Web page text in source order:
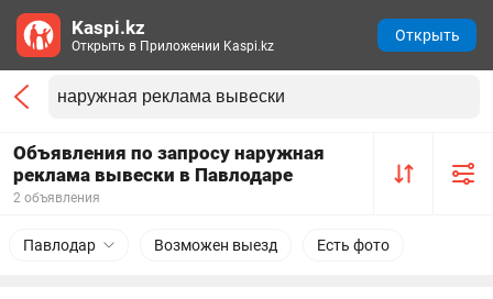
Объявления по запросу наружная
реклама вывески в Павлодаре
2 объявления
Павлодар Возможен выезд Есть фото
Kaspi.kz
Открыть в Приложении Kaspi.kz
Открыть